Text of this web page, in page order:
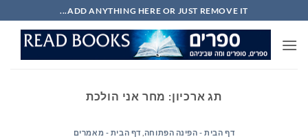
to
content
ADD ANYTHING HERE OR JUST REMOVE IT...
תג ארכיון: מחר אני הולכת
דף הבית - הפינה הפתוחה דף הבית - מאמרים